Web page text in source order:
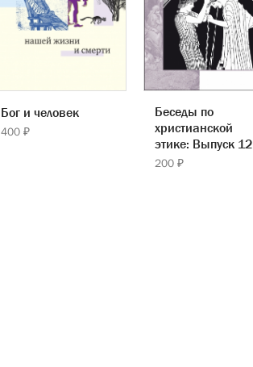
Бог и человек
400 ₽
Беседы по
христианской
этике: Выпуск 12
200 ₽